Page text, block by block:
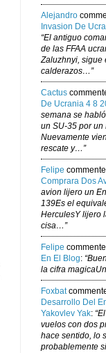
Alejandro
Invasion De
“El antiguo
de las FFAA
Zaluzhnyi, sigue
calderazos…”
Cactus
De Ucrania 4 8
semana se
un SU-35 por un
Nuevamente
rescate y…”
Felipe
Comprara Dos
avion lijero un
139Es el
HerculesY lijero
cisa…”
Felipe
En El Blog:
la cifra
Foxbat
Desarrollo Del
Yakovlev Yak:
vuelos con dos
hace sentido, lo
probablemente